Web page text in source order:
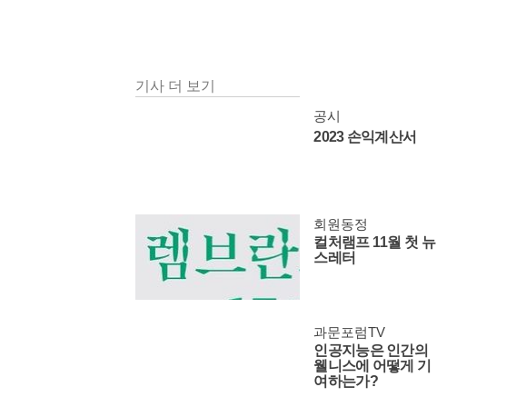
기사 더 보기
공시
2023 손익계산서
회원동정
컬처램프 11월 첫 뉴
스레터
과문포럼TV
인공지능은 인간의
웰니스에 어떻게 기
여하는가?